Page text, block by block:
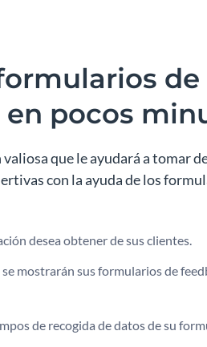
de
pocos
que le ayudará a tomar
con la ayuda de los
desea obtener de sus clientes.
mostrarán sus formularios de
de recogida de datos de su